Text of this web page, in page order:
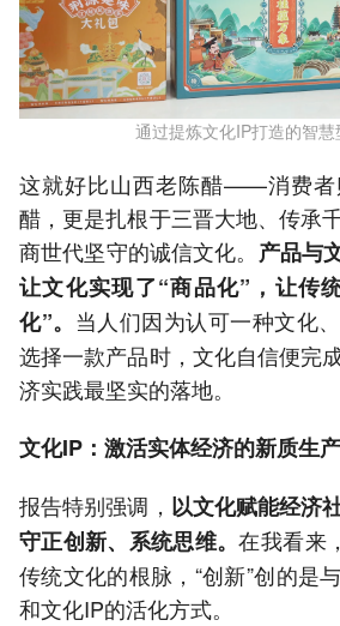
通过提炼文化IP打造的智慧
这就好比山西老陈醋——消费者
醋，更是扎根于三晋大地、传承
商世代坚守的诚信文化。 产品与
让文化实现了“商品化”，让传
化”。 当人们因为认可一种文化
选择一款产品时，文化自信便完
济实践最坚实的落地。
文化IP：激活实体经济的新质生
报告特别强调， 以文化赋能经济
守正创新、系统思维。在我看来
传统文化的根脉，“创新”创的是
和文化IP的活化方式。